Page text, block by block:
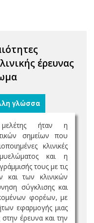
έρευνας
γλώσσα
ήταν η
σημείων που
κλινικές
και η
τους με τις
και των κλινικών
σύγκλισης και
φορέων, με
εφαρμογής μιας
έρευνα και την